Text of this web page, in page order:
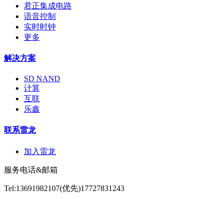
君正集成电路
语音控制
实时时钟
更多
解决方案
SD NAND
计算
互联
乐鑫
联系雷龙
加入雷龙
服务电话&邮箱
Tel:13691982107(优先)17727831243